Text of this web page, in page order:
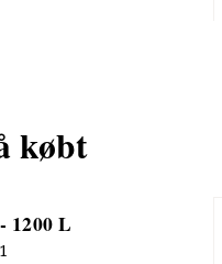
købt
1200 L